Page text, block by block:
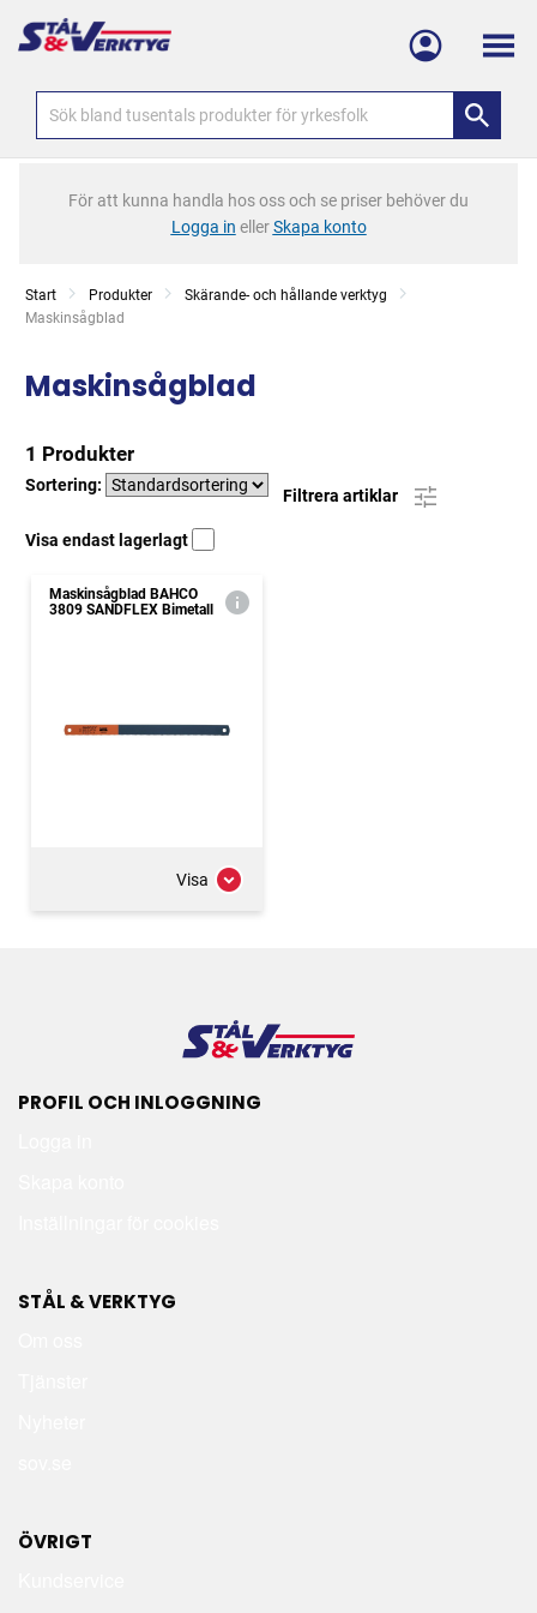
Meny
För att kunna handla hos oss och se priser behöver du
Logga in ellerSkapa konto
Start Produkter
Skärande- och hållande verktyg
Current:
Maskinsågblad
Maskinsågblad
1 Produkter
Sortering:
Filtrera artiklar
Visa endast lagerlagt
Maskinsågblad BAHCO
3809 SANDFLEX Bimetall
Visa
PROFIL OCH INLOGGNING
STÅL & VERKTYG
ÖVRIGT